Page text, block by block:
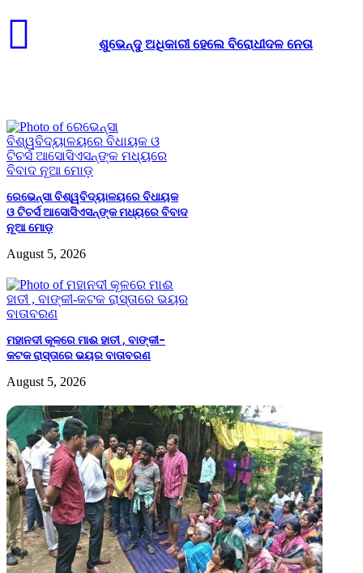
ଶୁଭେନ୍ଦୁ ଅଧିକାରୀ ହେଲେ ବିରୋଧୀଦଳ ନେତା
ରେଭେନ୍ସା ବିଶ୍ୱବିଦ୍ୟାଳୟରେ ବିଧାୟକ
ଓ ଟିଚର୍ସ ଆସୋସିଏସନ୍‌ଙ୍କ ମଧ୍ୟରେ ବିବାଦ
ନୂଆ ମୋଡ଼
August 5, 2026
ମହାନଦୀ କୂଳରେ ମାଈ ହାତୀ , ବାଙ୍କୀ-
କଟକ ରାସ୍ତାରେ ଭୟର ବାତାବରଣ
August 5, 2026